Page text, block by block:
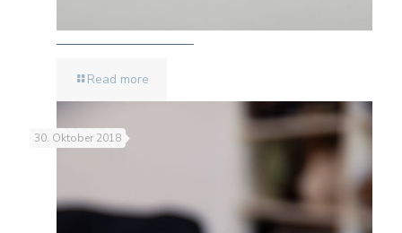
Read more
30. Oktober 2018